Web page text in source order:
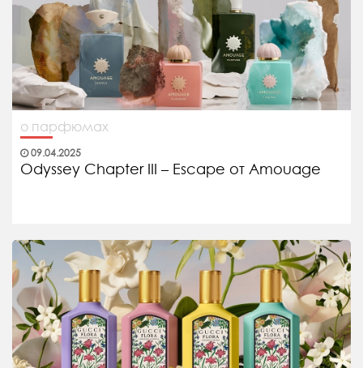
о парфюмах
09.04.2025
Odyssey Chapter III – Escape от Amouage